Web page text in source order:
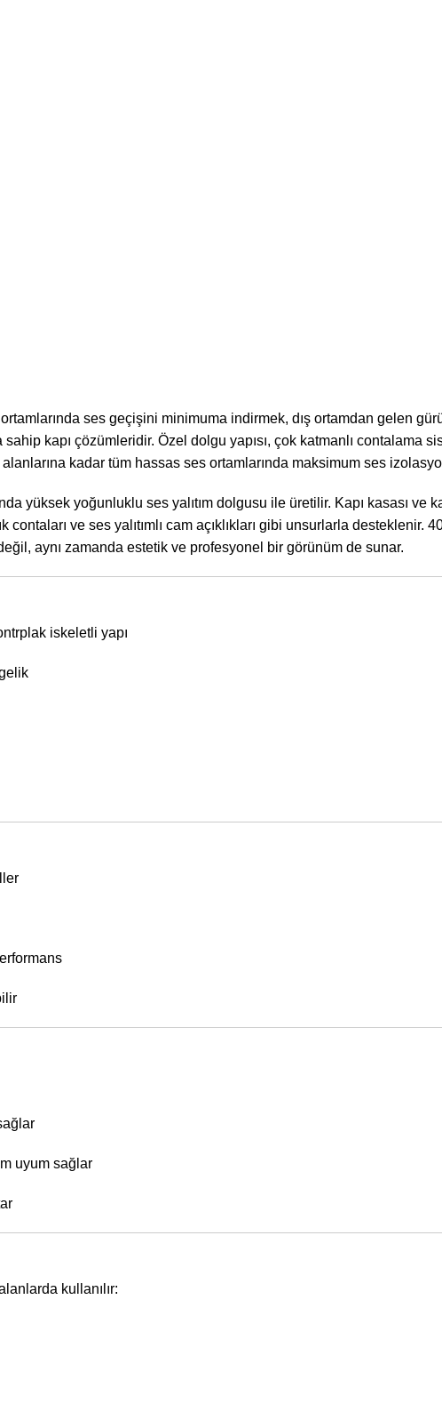
ses geçişini minimuma indirmek, dış ortamdan gelen
sahip kapı çözümleridir. Özel dolgu yapısı, çok katmanlı contalama
kadar tüm hassas ses ortamlarında maksimum ses
yüksek yoğunluklu ses yalıtım dolgusu ile üretilir. Kapı kasası ve
ve ses yalıtımlı cam açıklıkları gibi unsurlarla desteklenir.
aynı zamanda estetik ve profesyonel bir görünüm de sunar.
iskeletli yapı
uyum sağlar
kullanılır: